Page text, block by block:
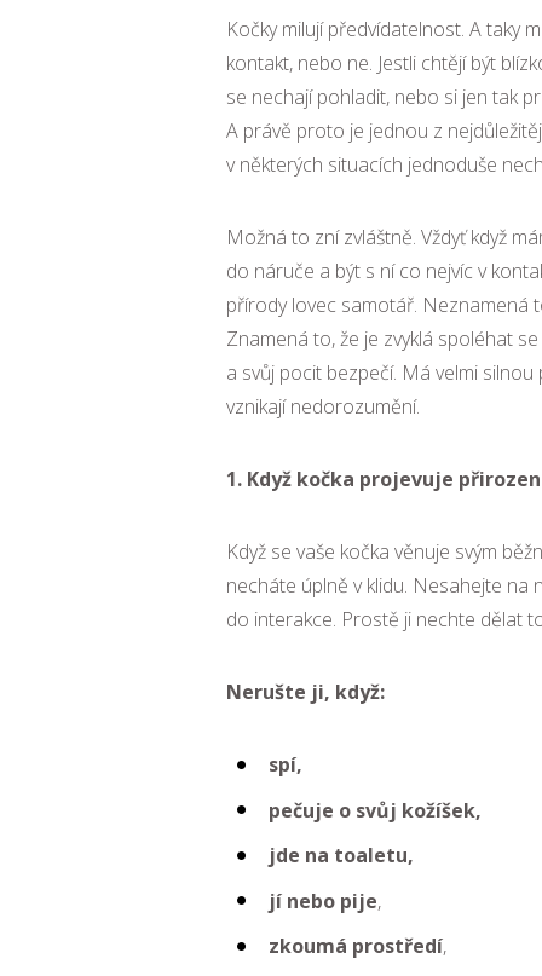
Kočky milují předvídatelnost. A taky
kontakt, nebo ne. Jestli chtějí být
se nechají pohladit, nebo si jen tak
A právě proto je jednou z
v některých situacích jednoduše
Možná to zní zvláštně. Vždyť když
do náruče a být s ní co nejvíc v
přírody lovec samotář. Neznamená
Znamená to, že je zvyklá spoléhat
a svůj pocit bezpečí. Má velmi
vznikají nedorozumění.
1. Když kočka projevuje
Když se vaše kočka věnuje svým
necháte úplně v klidu. Nesahejte na
do interakce. Prostě ji nechte dělat
Nerušte ji, když:
spí,
pečuje o svůj kožíšek,
jde na toaletu,
jí nebo pije,
zkoumá prostředí,